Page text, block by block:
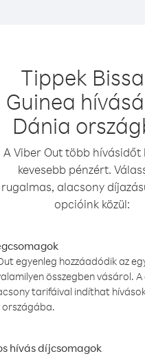
Tippek
Guinea
Dánia
A Viber Out több hívásidőt
kevesebb pénzért.
rugalmas, alacsony
opcióink közül:
egyenleg hozzáadódik az
összegben vásárol.
tarifáival indíthat
hívás díjcsomagok